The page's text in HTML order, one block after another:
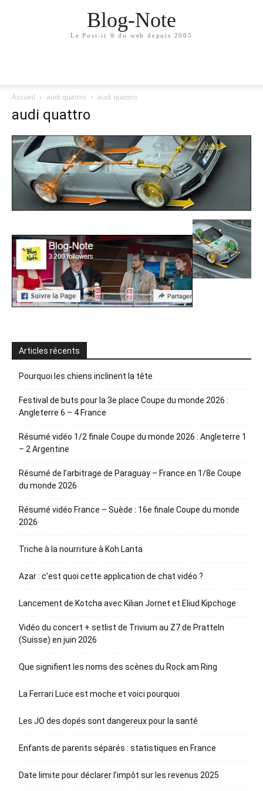
Blog-Note
Le Post-it ® du web depuis 2005
Accueil audi quattro audi quattro
audi quattro
Articles récents
Pourquoi les chiens inclinent la tête
Festival de buts pour la 3e place Coupe du monde 2026 :
Angleterre 6 – 4 France
Résumé vidéo 1/2 finale Coupe du monde 2026 : Angleterre 1
– 2 Argentine
Résumé de l’arbitrage de Paraguay – France en 1/8e Coupe
du monde 2026
Résumé vidéo France – Suède : 16e finale Coupe du monde
2026
Triche à la nourriture à Koh Lanta
Azar : c’est quoi cette application de chat vidéo ?
Lancement de Kotcha avec Kilian Jornet et Eliud Kipchoge
Vidéo du concert + setlist de Trivium au Z7 de Pratteln
(Suisse) en juin 2026
Que signifient les noms des scènes du Rock am Ring
La Ferrari Luce est moche et voici pourquoi
Les JO des dopés sont dangereux pour la santé
Enfants de parents séparés : statistiques en France
Date limite pour déclarer l’impôt sur les revenus 2025